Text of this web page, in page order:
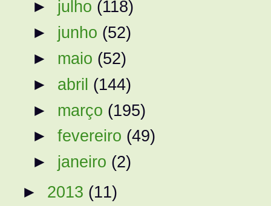
► julho (118)
► junho (52)
► maio (52)
► abril (144)
► março (195)
►fevereiro (49)
► janeiro (2)
► 2013 (11)